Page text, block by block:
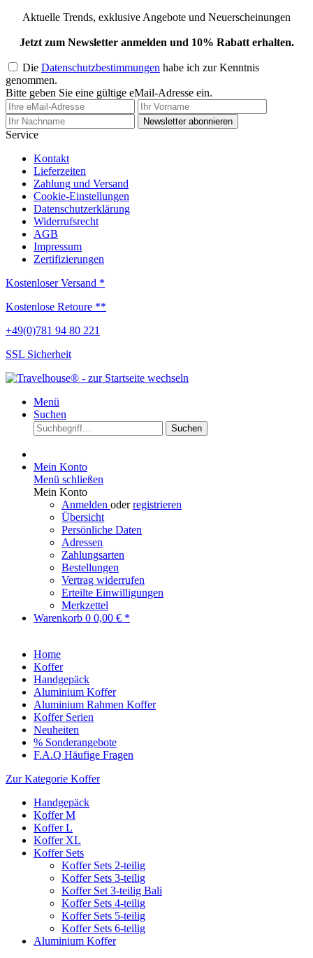
Aktuelle Trends, exklusive Angebote und Neuerscheinungen
Jetzt zum Newsletter anmelden und 10% Rabatt erhalten.
Die Datenschutzbestimmungen habe ich zur Kenntnis
genommen.
Bitte geben Sie eine gültige eMail-Adresse ein.
Newsletter abonnieren
Service
Kontakt
Lieferzeiten
Zahlung und Versand
Cookie-Einstellungen
Datenschutzerklärung
Widerrufsrecht
AGB
Impressum
Zertifizierungen
Kostenloser Versand *
Kostenlose Retoure **
+49(0)781 94 80 221
SSL Sicherheit
Menü
Suchen
Suchen
Mein Konto
Menü schließen
Mein Konto
Anmelden oderregistrieren
Übersicht
Persönliche Daten
Adressen
Zahlungsarten
Bestellungen
Vertrag widerrufen
Erteilte Einwilligungen
Merkzettel
Warenkorb 0 0,00 € *
Home
Koffer
Handgepäck
Aluminium Koffer
Aluminium Rahmen Koffer
Koffer Serien
Neuheiten
% Sonderangebote
F.A.Q Häufige Fragen
Zur Kategorie Koffer
Handgepäck
Koffer M
Koffer L
Koffer XL
Koffer Sets
Koffer Sets 2-teilig
Koffer Sets 3-teilig
Koffer Set 3-teilig Bali
Koffer Sets 4-teilig
Koffer Sets 5-teilig
Koffer Sets 6-teilig
Aluminium Koffer